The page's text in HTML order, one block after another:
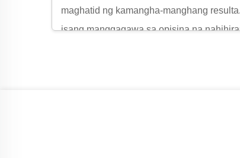
maghatid ng kamangha-manghang
isang manggagawa sa opisina na